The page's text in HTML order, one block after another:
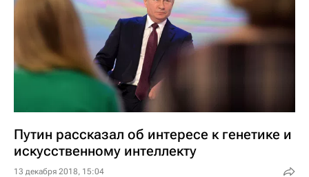
Путин рассказал об интересе к генетике и
искусственному интеллекту
13 декабря 2018, 15:04